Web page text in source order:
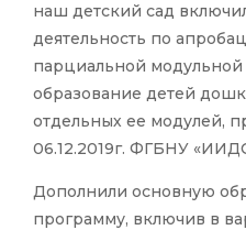
наш детский сад
деятельность по
парциальной
образование детей
отдельных ее модулей,
06.12.2019г. ФГБНУ
Дополнили основную
программу, включив в